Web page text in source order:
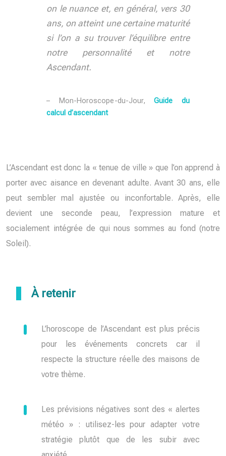
on le nuance et, en général, vers 30
ans, on atteint une certaine maturité
si l’on a su trouver l’équilibre entre
notre personnalité et notre
Ascendant.
– Mon-Horoscope-du-Jour,Guide du
calcul d’ascendant
L’Ascendant est donc la « tenue de ville » que l’on apprend à
porter avec aisance en devenant adulte. Avant 30 ans, elle
peut sembler mal ajustée ou inconfortable. Après, elle
devient une seconde peau, l’expression mature et
socialement intégrée de qui nous sommes au fond (notre
Soleil).
À retenir
L’horoscope de l’Ascendant est plus précis
pour les événements concrets car il
respecte la structure réelle des maisons de
votre thème.
Les prévisions négatives sont des « alertes
météo » : utilisez-les pour adapter votre
stratégie plutôt que de les subir avec